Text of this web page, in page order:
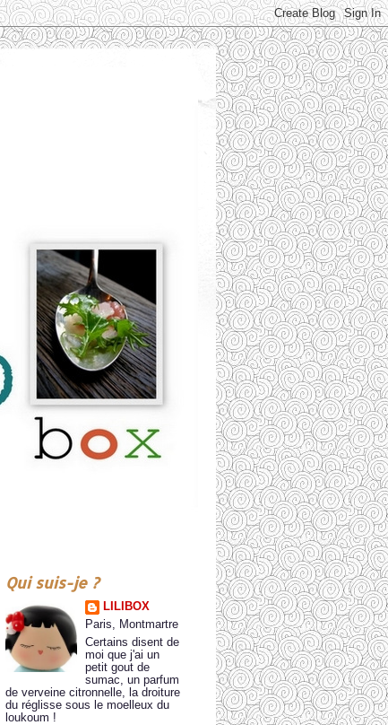
Qui suis-je ?
LILIBOX
Paris, Montmartre
Certains disent de
moi que j'ai un
petit gout de
sumac, un parfum
de verveine citronnelle, la droiture
du réglisse sous le moelleux du
loukoum !